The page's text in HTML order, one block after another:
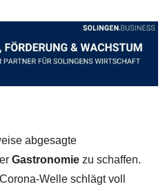
abgesagte
Gastronomie zu schaffen.
Welle schlägt voll